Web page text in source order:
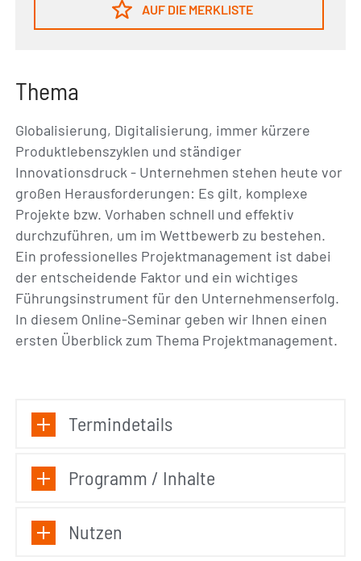
AUF DIE MERKLISTE
Thema
Globalisierung, Digitalisierung, immer kürzere
Produktlebenszyklen und ständiger
Innovationsdruck - Unternehmen stehen heute vor
großen Herausforderungen: Es gilt, komplexe
Projekte bzw. Vorhaben schnell und effektiv
durchzuführen, um im Wettbewerb zu bestehen.
Ein professionelles Projektmanagement ist dabei
der entscheidende Faktor und ein wichtiges
Führungsinstrument für den Unternehmenserfolg.
In diesem Online-Seminar geben wir Ihnen einen
ersten Überblick zum Thema Projektmanagement.
Termindetails
Programm / Inhalte
Nutzen